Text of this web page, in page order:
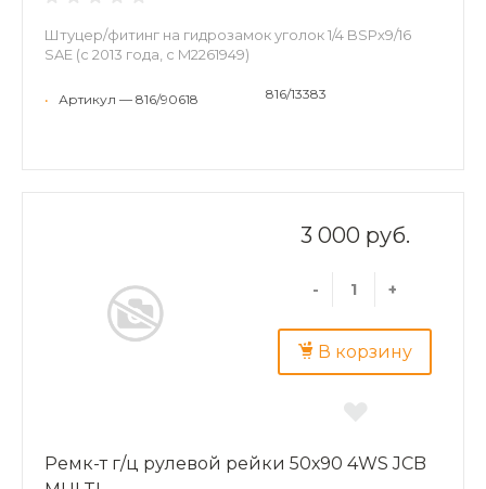
Штуцер/фитинг на гидрозамок уголок 1/4 BSPх9/16
SAE (с 2013 года, с M2261949)
• Артикул — 816/90618 816/13383
3 000 руб.
- +
В корзину
Ремк-т г/ц рулевой рейки 50х90 4WS JCB